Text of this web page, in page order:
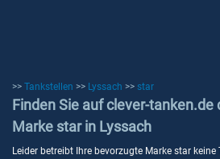
>> Tankstellen >> Lyssach >> star
Finden Sie auf clever-
Marke star in Lyssach
Leider betreibt Ihre bevorzugte Marke star keine